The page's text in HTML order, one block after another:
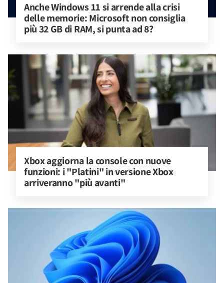
Anche Windows 11 si arrende alla crisi
delle memorie: Microsoft non consiglia
più 32 GB di RAM, si punta ad 8?
Xbox aggiorna la console con nuove
funzioni: i "Platini" in versione Xbox
arriveranno "più avanti"